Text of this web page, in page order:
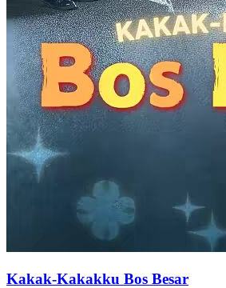
Kakak-Kakakku Bos Besar